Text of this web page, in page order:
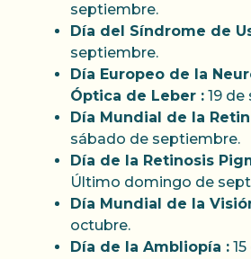
septiembre.
Día del Síndrome de
septiembre.
Día Europeo de la
Óptica de Leber : 19
Día Mundial de la
sábado de septiembre.
Día de la Retinosis
Último domingo de
Día Mundial de la
octubre.
Día de la Ambliopía :